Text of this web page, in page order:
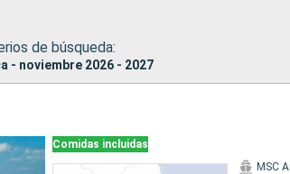
de búsqueda:
- noviembre 2026 - 2027
Comidas incluidas
MSC